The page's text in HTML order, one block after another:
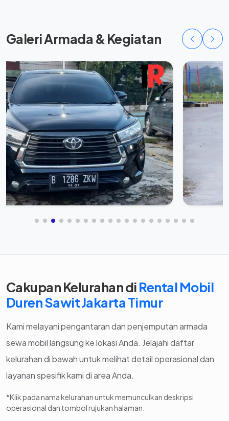
Galeri Armada & Kegiatan
Cakupan Kelurahan diRental Mobil
Duren Sawit Jakarta Timur
Kami melayani pengantaran dan penjemputan armada
sewa mobil langsung ke lokasi Anda. Jelajahi daftar
kelurahan di bawah untuk melihat detail operasional dan
layanan spesifik kami di area Anda.
*Klik pada nama kelurahan untuk memunculkan deskripsi
operasional dan tombol rujukan halaman.